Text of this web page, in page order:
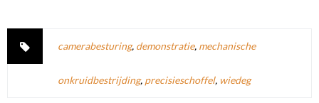
camerabesturing, demonstratie, mechanische
onkruidbestrijding, precisieschoffel, wiedeg